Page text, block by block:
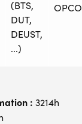
(BTS,
DUT,
DEUST,
...)
OPCO
: 3214h